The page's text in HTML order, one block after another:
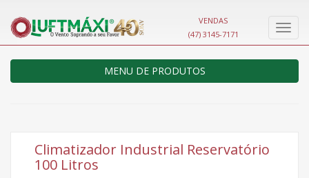
VENDAS
(47) 3145-7171
MENU DE PRODUTOS
Climatizador Industrial Reservatório
100 Litros